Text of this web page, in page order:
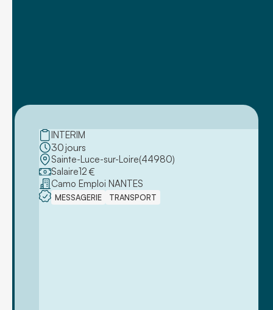
INTERIM
30jours
Sainte-Luce-sur-Loire(44980)
Salaire12 €
Camo Emploi NANTES
MESSAGERIE TRANSPORT